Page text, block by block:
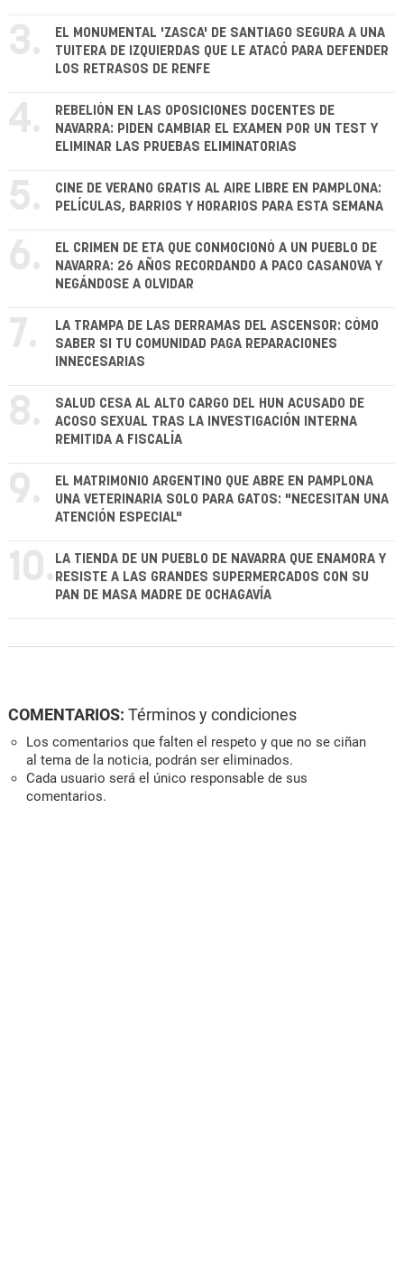
3.
EL MONUMENTAL 'ZASCA' DE SANTIAGO SEGURA A UNA
TUITERA DE IZQUIERDAS QUE LE ATACÓ PARA DEFENDER
LOS RETRASOS DE RENFE
4.
REBELIÓN EN LAS OPOSICIONES DOCENTES DE
NAVARRA: PIDEN CAMBIAR EL EXAMEN POR UN TEST Y
ELIMINAR LAS PRUEBAS ELIMINATORIAS
5.
CINE DE VERANO GRATIS AL AIRE LIBRE EN PAMPLONA:
PELÍCULAS, BARRIOS Y HORARIOS PARA ESTA SEMANA
6.
EL CRIMEN DE ETA QUE CONMOCIONÓ A UN PUEBLO DE
NAVARRA: 26 AÑOS RECORDANDO A PACO CASANOVA Y
NEGÁNDOSE A OLVIDAR
7.
LA TRAMPA DE LAS DERRAMAS DEL ASCENSOR: CÓMO
SABER SI TU COMUNIDAD PAGA REPARACIONES
INNECESARIAS
8.
SALUD CESA AL ALTO CARGO DEL HUN ACUSADO DE
ACOSO SEXUAL TRAS LA INVESTIGACIÓN INTERNA
REMITIDA A FISCALÍA
9.
EL MATRIMONIO ARGENTINO QUE ABRE EN PAMPLONA
UNA VETERINARIA SOLO PARA GATOS: "NECESITAN UNA
ATENCIÓN ESPECIAL"
10. LA TIENDA DE UN PUEBLO DE NAVARRA QUE ENAMORA Y
RESISTE A LAS GRANDES SUPERMERCADOS CON SU
PAN DE MASA MADRE DE OCHAGAVÍA
COMENTARIOS: Términos y condiciones
Los comentarios que falten el respeto y que no se ciñan
al tema de la noticia, podrán ser eliminados.
Cada usuario será el único responsable de sus
comentarios.